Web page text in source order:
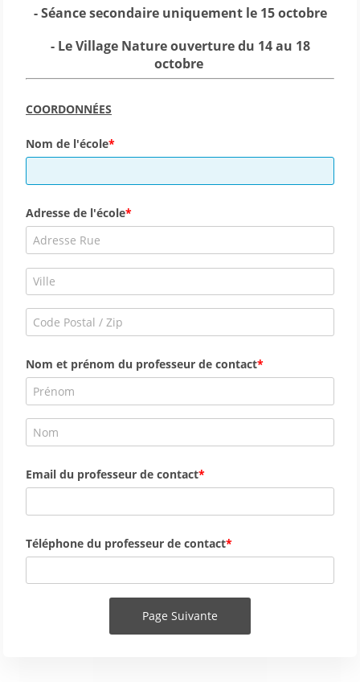
- Séance secondaire uniquement le 15 octobre
- Le Village Nature ouverture du 14 au 18
octobre
COORDONNÉES
Nom de l'école
Adresse de l'école
Nom et prénom du professeur de contact
Email du professeur de contact
Téléphone du professeur de contact
Page Suivante